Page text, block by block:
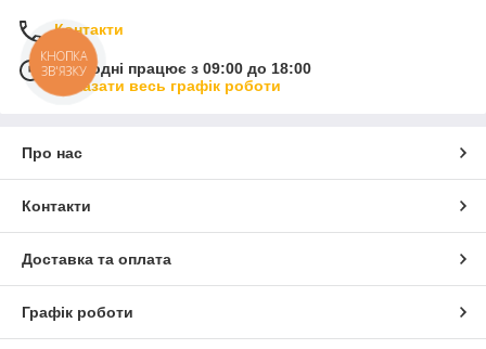
Контакти
Сьогодні працює з 09:00 до 18:00
Показати весь графік роботи
Про нас
Контакти
Доставка та оплата
Графік роботи
КНОПКА
ЗВ'ЯЗКУ